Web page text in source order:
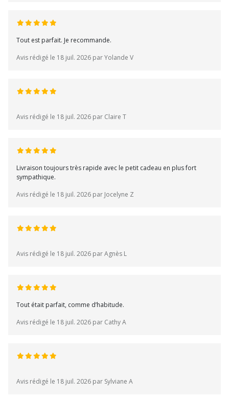
Tout est parfait. Je recommande.
Avis rédigé le 18 juil. 2026 par Yolande V
Avis rédigé le 18 juil. 2026 par Claire T
Livraison toujours très rapide avec le petit cadeau en plus fort
sympathique.
Avis rédigé le 18 juil. 2026 par Jocelyne Z
Avis rédigé le 18 juil. 2026 par Agnès L
Tout était parfait, comme d’habitude.
Avis rédigé le 18 juil. 2026 par Cathy A
Avis rédigé le 18 juil. 2026 par Sylviane A